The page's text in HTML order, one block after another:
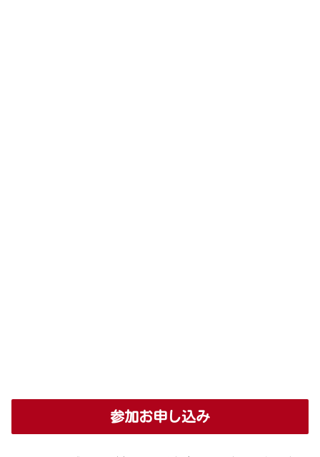
参加お申し込み